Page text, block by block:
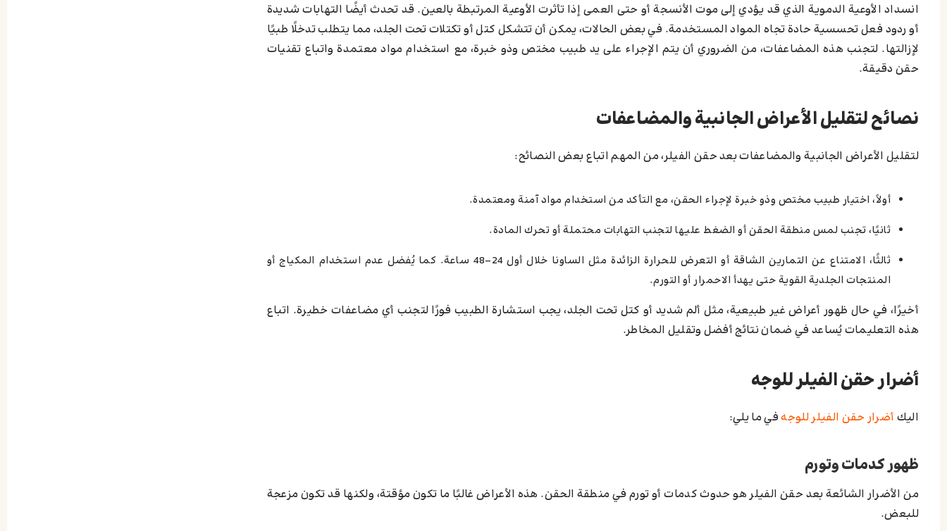
انسداد الأوعية الدموية الذي قد يؤدي إلى موت الأنسجة أو حتى العمى إذا تأثرت الأوعية المرتبطة بالعين. قد تحدث أيضًا التهابات شديدة
أو ردود فعل تحسسية حادة تجاه المواد المستخدمة. في بعض الحالات، يمكن أن تتشكل كتل أو تكتلات تحت الجلد، مما يتطلب تدخلًا طبيًا
لإزالتها. لتجنب هذه المضاعفات، من الضروري أن يتم الإجراء على يد طبيب مختص وذو خبرة، مع استخدام مواد معتمدة واتباع تقنيات
حقن دقيقة.
نصائح لتقليل الأعراض الجانبية والمضاعفات
لتقليل الأعراض الجانبية والمضاعفات بعد حقن الفيلر، من المهم اتباع بعض النصائح:
أولاً، اختيار طبيب مختص وذو خبرة لإجراء الحقن، مع التأكد من استخدام مواد آمنة ومعتمدة.
ثانيًا، تجنب لمس منطقة الحقن أو الضغط عليها لتجنب التهابات محتملة أو تحرك المادة.
ثالثًا، الامتناع عن التمارين الشاقة أو التعرض للحرارة الزائدة مثل الساونا خلال أول 24-48 ساعة. كما يُفضل عدم استخدام المكياج أو
المنتجات الجلدية القوية حتى يهدأ الاحمرار أو التورم.
أخيرًا، في حال ظهور أعراض غير طبيعية، مثل ألم شديد أو كتل تحت الجلد، يجب استشارة الطبيب فورًا لتجنب أي مضاعفات خطيرة. اتباع
هذه التعليمات يُساعد في ضمان نتائج أفضل وتقليل المخاطر.
أضرار حقن الفيلر للوجه
الیك أضرار حقن الفيلر للوجهفي ما يلي:
ظهور كدمات وتورم
من الأضرار الشائعة بعد حقن الفيلر هو حدوث كدمات أو تورم في منطقة الحقن. هذه الأعراض غالبًا ما تكون مؤقتة، ولكنها قد تكون مزعجة
للبعض.